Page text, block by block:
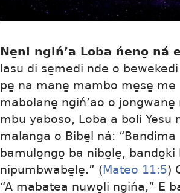
Ne̱ni ngiń’a Loba ńeno̱ ná
lasu di se̱medi nde o
pe̱ na mane̱ mambo me̱se̱
mabolane̱ ngiń’ao o
mbu yaboso, Loba a boli
malanga o Bibe̱l ná:
bamulo̱ngo̱ ba nibo̱le̱, bando̱ki
nipumbwabe̱le̱.” (Mateo 11:5)
“A mabatea nuwo̱li ngińa,” E